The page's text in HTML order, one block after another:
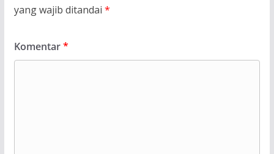
yang wajib ditandai *
Komentar*